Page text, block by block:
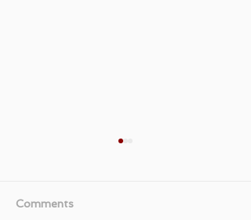
Comments